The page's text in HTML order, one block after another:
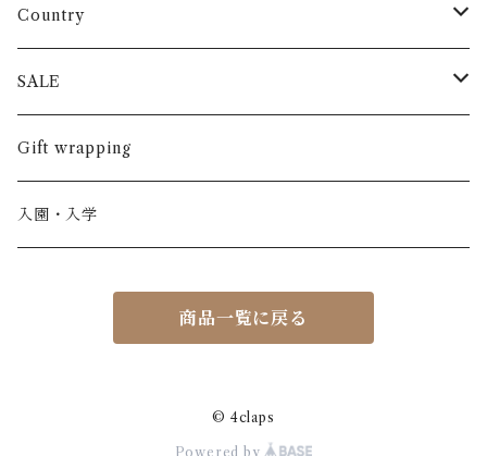
長袖
半袖
パンツ
長ズボン
半ズボン
スカート
ワンピース
カーディガン / 羽織もの
ARCH&LINE
BABE & TESS
BOBOCHOSES
BONHEUR DU JOUR
コットン 100%
リネン( 麻 )
ウール
アルパカ
Country
France / フランス
Italy / イタリア
NY / ニューヨーク
Spain / スペイン
SALE
男の子
女の子
くつ・帽子・Bag
Gift wrapping
入園・入学
商品一覧に戻る
© 4claps
Powered by